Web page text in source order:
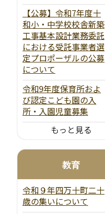
【公募】令和7年度十
和小・中学校校舎新築
工事基本設計業務委託
における受託事業者選
定プロポーザルの公募
について
令和9年度保育所およ
び認定こども園の入
所・入園児童募集
もっと見る
教育
令和９年四万十町二十
歳の集いについて